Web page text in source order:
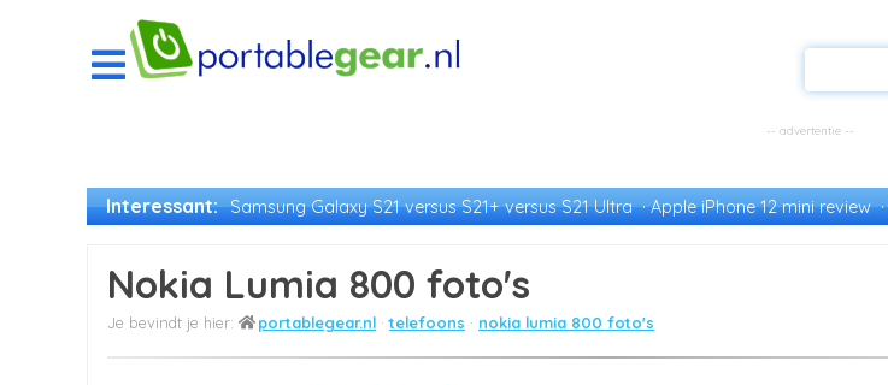
Interessant: Samsung Galaxy S21 versus S21+ versus S21 Ultra Apple iPhone 12 mini review
Nokia Lumia 800 foto's
portablegear.nl telefoons nokia lumia 800 foto's